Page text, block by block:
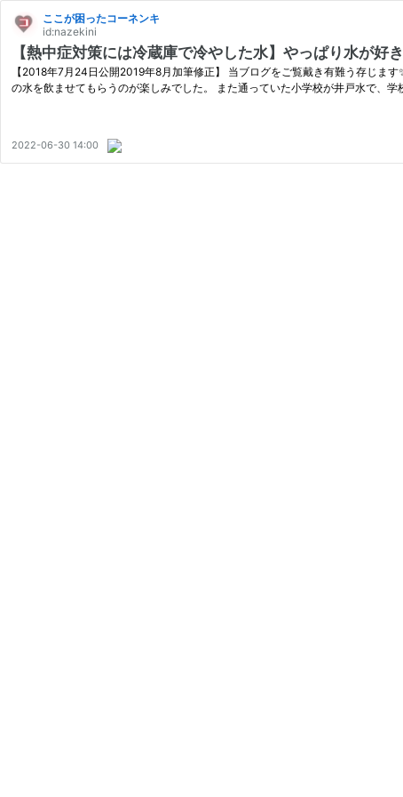
ここが困ったコーネンキ
id:nazekini
【熱中症対策には冷蔵庫で冷やした水】やっぱり水が好
【2018年7月24日公開2019年8月加筆修正】 当ブログをご覧戴き有難う存じま
の水を飲ませてもらうのが楽しみでした。 また通っていた小学校が井戸水で、
2022-06-30 14:00